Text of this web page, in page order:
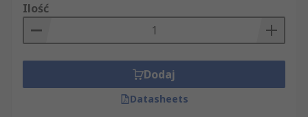
Ilość
Dodaj
Datasheets